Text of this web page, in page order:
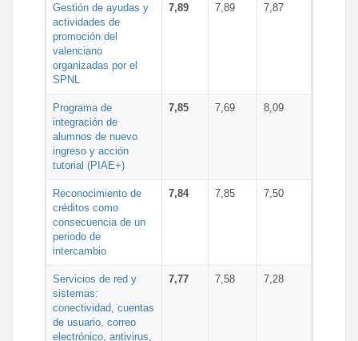
Gestión de ayudas y
actividades de
promoción del
valenciano
organizadas por el
SPNL
7,89 7,89 7,87
Programa de
integración de
alumnos de nuevo
ingreso y acción
tutorial (PIAE+)
7,85 7,69 8,09
Reconocimiento de
créditos como
consecuencia de un
periodo de
intercambio
7,84 7,85 7,50
Servicios de red y
sistemas:
conectividad, cuentas
de usuario, correo
electrónico, antivirus,
7,77 7,58 7,28